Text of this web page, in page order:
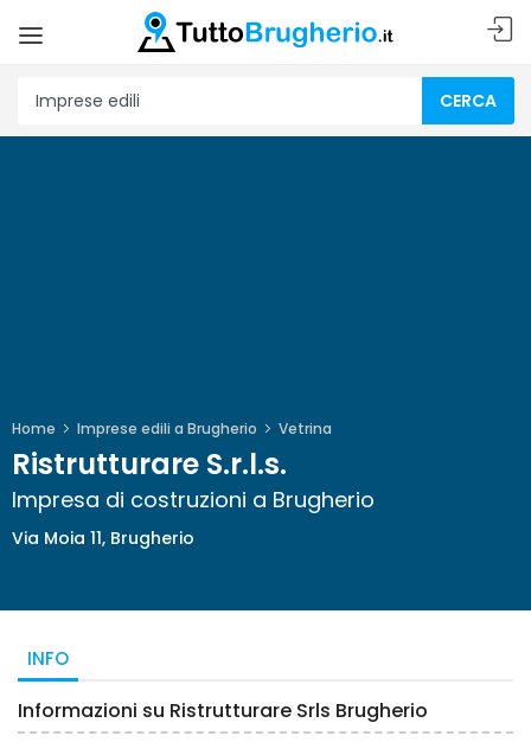
CERCA
Home Imprese edili a Brugherio Vetrina
Ristrutturare S.r.l.s.
Impresa di costruzioni a Brugherio
Via Moia 11, Brugherio
INFO
Informazioni su Ristrutturare Srls Brugherio